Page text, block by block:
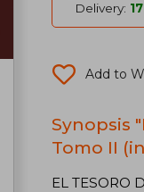
Delivery:
Add to
Synopsis
Tomo II
EL